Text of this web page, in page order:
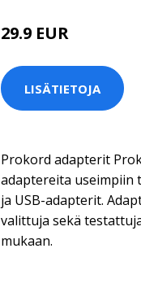
29.9 EUR
LISÄTIETOJA
Prokord adapterit
adaptereita useimpiin
ja USB-adapterit.
valittuja sekä
mukaan.